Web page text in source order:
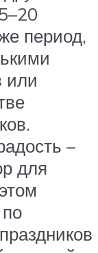
период,
или
–
для